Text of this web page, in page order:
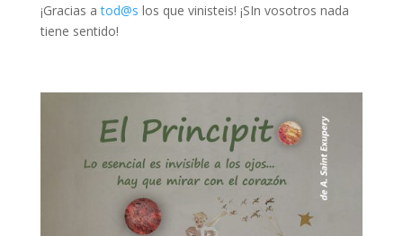
¡Gracias atod@s los que vinisteis! ¡SIn vosotros nada
tiene sentido!